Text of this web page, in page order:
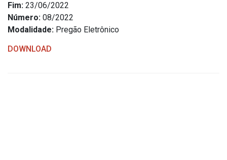
Administração
Agricultura e Meio Ambiente
Fim: 23/06/2022
Número: 08/2022
Modalidade: Pregão Eletrônico
DOWNLOAD